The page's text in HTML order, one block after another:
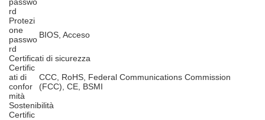
rd
Protezi
one
passwo
rd
BIOS, Acceso
Certificati di sicurezza
Certific
ati di
confor
mità
CCC, RoHS, Federal Communications Commission
(FCC), CE, BSMI
Sostenibilità
Certific